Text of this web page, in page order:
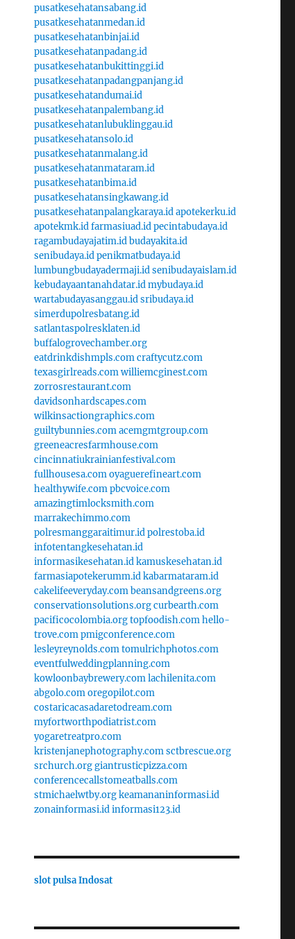
pusatkesehatansabang.id
pusatkesehatanmedan.id
pusatkesehatanbinjai.id
pusatkesehatanpadang.id
pusatkesehatanbukittinggi.id
pusatkesehatanpadangpanjang.id
pusatkesehatandumai.id
pusatkesehatanpalembang.id
pusatkesehatanlubuklinggau.id
pusatkesehatansolo.id
pusatkesehatanmalang.id
pusatkesehatanmataram.id
pusatkesehatanbima.id
pusatkesehatansingkawang.id
pusatkesehatanpalangkaraya.idapotekerku.id
apotekmk.idfarmasiuad.idpecintabudaya.id
ragambudayajatim.idbudayakita.id
senibudaya.idpenikmatbudaya.id
lumbungbudayadermaji.idsenibudayaislam.id
kebudayaantanahdatar.idmybudaya.id
wartabudayasanggau.idsribudaya.id
simerdupolresbatang.id
satlantaspolresklaten.id
buffalogrovechamber.org
eatdrinkdishmpls.comcraftycutz.com
texasgirlreads.comwilliemcginest.com
zorrosrestaurant.com
davidsonhardscapes.com
wilkinsactiongraphics.com
guiltybunnies.comacemgmtgroup.com
greeneacresfarmhouse.com
cincinnatiukrainianfestival.com
fullhousesa.comoyaguerefineart.com
healthywife.compbcvoice.com
amazingtimlocksmith.com
marrakechimmo.com
polresmanggaraitimur.idpolrestoba.id
infotentangkesehatan.id
informasikesehatan.idkamuskesehatan.id
farmasiapotekerumm.idkabarmataram.id
cakelifeeveryday.combeansandgreens.org
conservationsolutions.orgcurbearth.com
pacificocolombia.orgtopfoodish.comhello-
trove.compmigconference.com
lesleyreynolds.comtomulrichphotos.com
eventfulweddingplanning.com
kowloonbaybrewery.comlachilenita.com
abgolo.comoregopilot.com
costaricacasadaretodream.com
myfortworthpodiatrist.com
yogaretreatpro.com
kristenjanephotography.comsctbrescue.org
srchurch.orggiantrusticpizza.com
conferencecallstomeatballs.com
stmichaelwtby.orgkeamananinformasi.id
zonainformasi.idinformasi123.id
slot pulsa Indosat